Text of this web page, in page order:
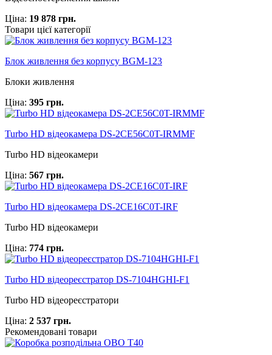
Ціна: 19 878 грн.
Товари цієї категорії
Блок живлення без корпусу BGM-123
Блоки живлення
Ціна: 395 грн.
Turbo HD відеокамера DS-2CE56C0T-IRMMF
Turbo HD відеокамери
Ціна: 567 грн.
Turbo HD відеокамера DS-2CE16C0T-IRF
Turbo HD відеокамери
Ціна: 774 грн.
Turbo HD відеореєстратор DS-7104HGHI-F1
Turbo HD відеореєстратори
Ціна: 2 537 грн.
Рекомендовані товари